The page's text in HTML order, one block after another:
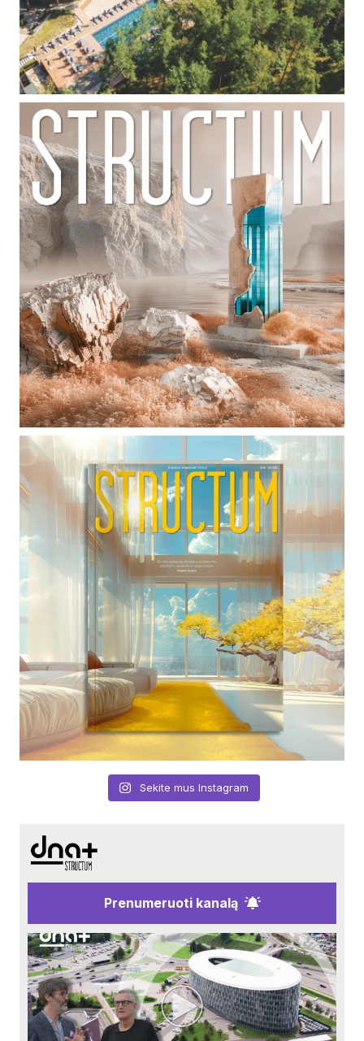
Sekite mus Instagram
Prenumeruoti kanalą